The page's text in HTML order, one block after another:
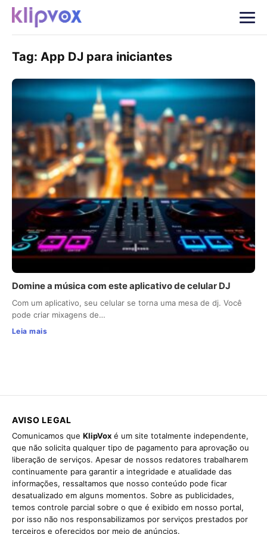
Tag: App DJ para iniciantes
Domine a música com este aplicativo de celular DJ
Com um aplicativo, seu celular se torna uma mesa de dj. Você
pode criar mixagens de…
Leia mais
AVISO LEGAL
Comunicamos que KlipVox é um site totalmente independente,
que não solicita qualquer tipo de pagamento para aprovação ou
liberação de serviços. Apesar de nossos redatores trabalharem
continuamente para garantir a integridade e atualidade das
informações, ressaltamos que nosso conteúdo pode ficar
desatualizado em alguns momentos. Sobre as publicidades,
temos controle parcial sobre o que é exibido em nosso portal,
por isso não nos responsabilizamos por serviços prestados por
terceiros e oferecidos por meio de anúncios.